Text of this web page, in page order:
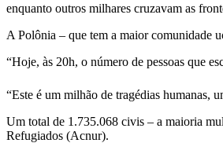
enquanto outros milhares cruzavam as
A Polônia – que tem a maior comunidade
“Hoje, às 20h, o número de pessoas que
“Este é um milhão de tragédias humanas,
Um total de 1.735.068 civis – a maioria
Refugiados (Acnur).